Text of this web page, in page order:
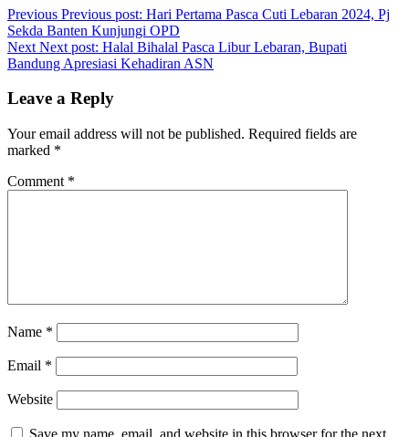
Previous Previous post: Hari Pertama Pasca Cuti Lebaran 2024, Pj
Sekda Banten Kunjungi OPD
Next Next post: Halal Bihalal Pasca Libur Lebaran, Bupati
Bandung Apresiasi Kehadiran ASN
Leave a Reply
Your email address will not be published. Required fields are
marked *
Comment *
Name *
Email *
Website
Save my name, email, and website in this browser for the next